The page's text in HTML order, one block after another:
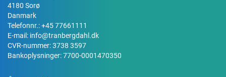
4180 Sorø
Danmark
Telefonnr.:+45 77661111
E-mail: info@tranbergdahl.dk
CVR-nummer: 3738 3597
Bankoplysninger: 7700-0001470350